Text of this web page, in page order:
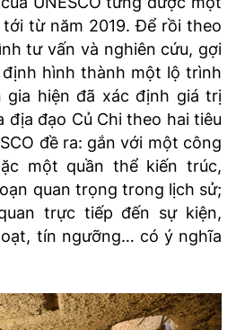
từ năm 2019. Để rồi theo
tư vấn và nghiên cứu, gợi
hình thành một lộ trình
gia hiện đã xác định giá trị
địa đạo Củ Chi theo hai tiêu
đề ra: gắn với một công
một quần thể kiến trúc,
quan trọng trong lịch sử;
trực tiếp đến sự kiện,
tín ngưỡng… có ý nghĩa